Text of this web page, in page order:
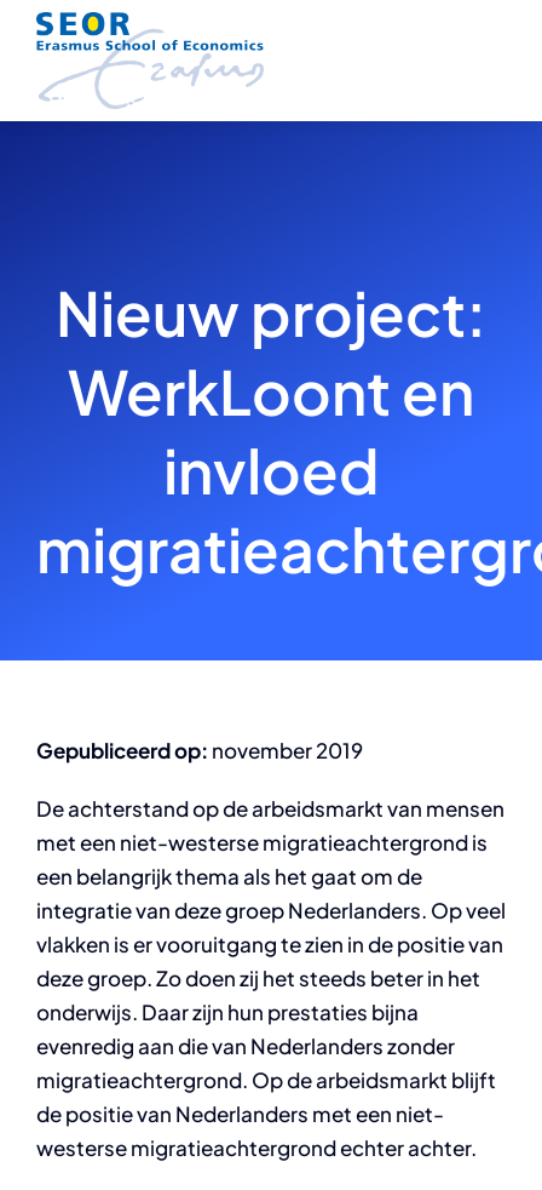
Skip
content
Nieuw project:
WerkLoont en
invloed
Gepubliceerd op: november 2019
De achterstand op de arbeidsmarkt van mensen
met een niet-westerse migratieachtergrond is
een belangrijk thema als het gaat om de
integratie van deze groep Nederlanders. Op veel
vlakken is er vooruitgang te zien in de positie van
deze groep. Zo doen zij het steeds beter in het
onderwijs. Daar zijn hun prestaties bijna
evenredig aan die van Nederlanders zonder
migratieachtergrond. Op de arbeidsmarkt blijft
de positie van Nederlanders met een niet-
westerse migratieachtergrond echter achter.